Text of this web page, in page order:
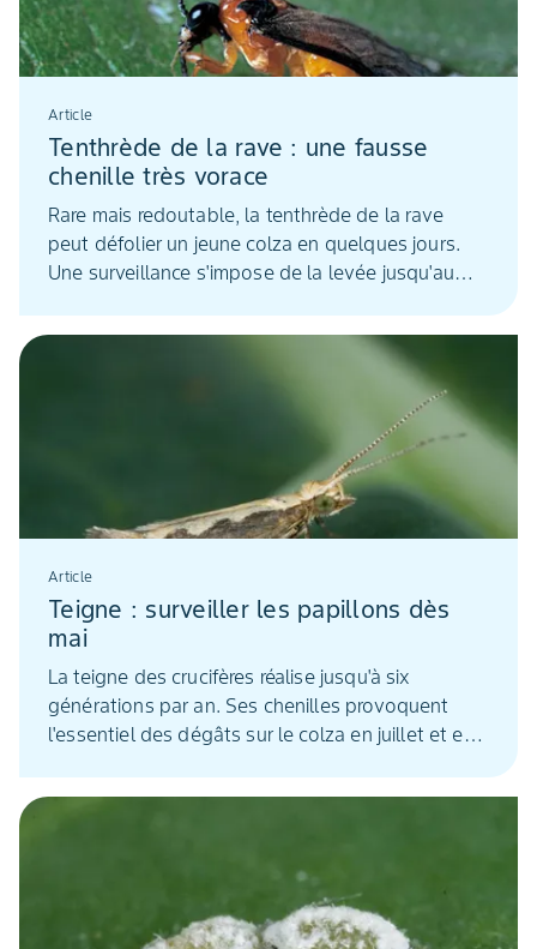
Article
Tenthrède de la rave : une fausse
chenille très vorace
Rare mais redoutable, la tenthrède de la rave
peut défolier un jeune colza en quelques jours.
Une surveillance s'impose de la levée jusqu'au
Article
Teigne : surveiller les papillons dès
mai
La teigne des crucifères réalise jusqu'à six
générations par an. Ses chenilles provoquent
l'essentiel des dégâts sur le colza en juillet et en